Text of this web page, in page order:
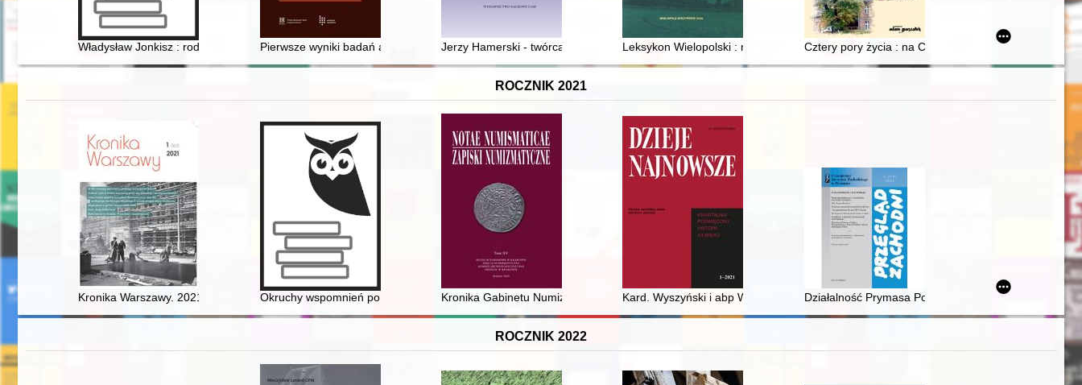
Władysław Jonkisz : rodzina, nauka, praca, polityka : wspomnieniaPierwsze wyniki badań archeologicznych przy ulicy Sukiennicznej 18 w Gdańsku
Jerzy Hamerski - twórca poznańskiej pedagogiki "łejerskiej"Leksykon Wielopolski : na 25 lecie zawiązania Towarzystwa Przyjaciół Ziemi
Cztery pory życia : na Chełmionce
ROCZNIK 2021
Kronika Warszawy. 2021, [nr] 1 Okruchy wspomnień po czasie Kronika Gabinetu Numizmatycznego Muzeum Narodowego w Krakowie (2019)
Kard. Wyszyński i abp Wojtyła w "grze" milenijnej władz Polski "ludowej"
Działalność Prymasa Polski Stefana Wyszyńskiego
ROCZNIK 2022